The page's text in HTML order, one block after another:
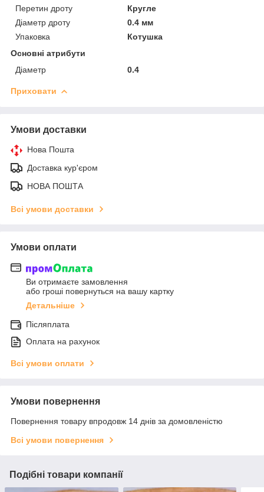
Перетин дроту
Кругле
Діаметр дроту
0.4 мм
Упаковка
Котушка
Основні атрибути
Діаметр
0.4
Приховати
Умови доставки
Нова Пошта
Доставка кур'єром
НОВА ПОШТА
Всі умови доставки
Умови оплати
Ви отримаєте замовлення
або гроші повернуться на вашу картку
Детальніше
Післяплата
Оплата на рахунок
Всі умови оплати
Умови повернення
Повернення товару впродовж 14 днів за домовленістю
Всі умови повернення
Подібні товари компанії